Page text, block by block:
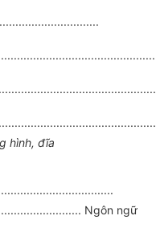
hình, đĩa
Ngôn ngữ